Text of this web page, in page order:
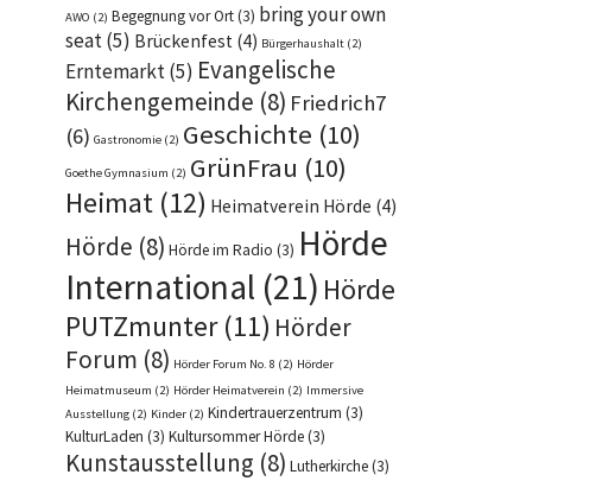
AWO (2) Begegnung vor Ort(3) bring your own
seat(5) Brückenfest (4) Bürgerhaushalt (2)
Erntemarkt(5) Evangelische
Kirchengemeinde (8) Friedrich7
(6) Gastronomie (2) Geschichte (10)
Goethe Gymnasium (2) GrünFrau (10)
Heimat (12) Heimatverein Hörde (4)
Hörde (8) Hörde im Radio (3) Hörde
International (21) Hörde
PUTZmunter(11) Hörder
Forum (8) Hörder Forum No. 8 (2) Hörder
Heimatmuseum (2) Hörder Heimatverein (2) Immersive
Ausstellung (2) Kinder (2) Kindertrauerzentrum (3)
KulturLaden (3) Kultursommer Hörde(3)
Kunstausstellung (8) Lutherkirche(3)